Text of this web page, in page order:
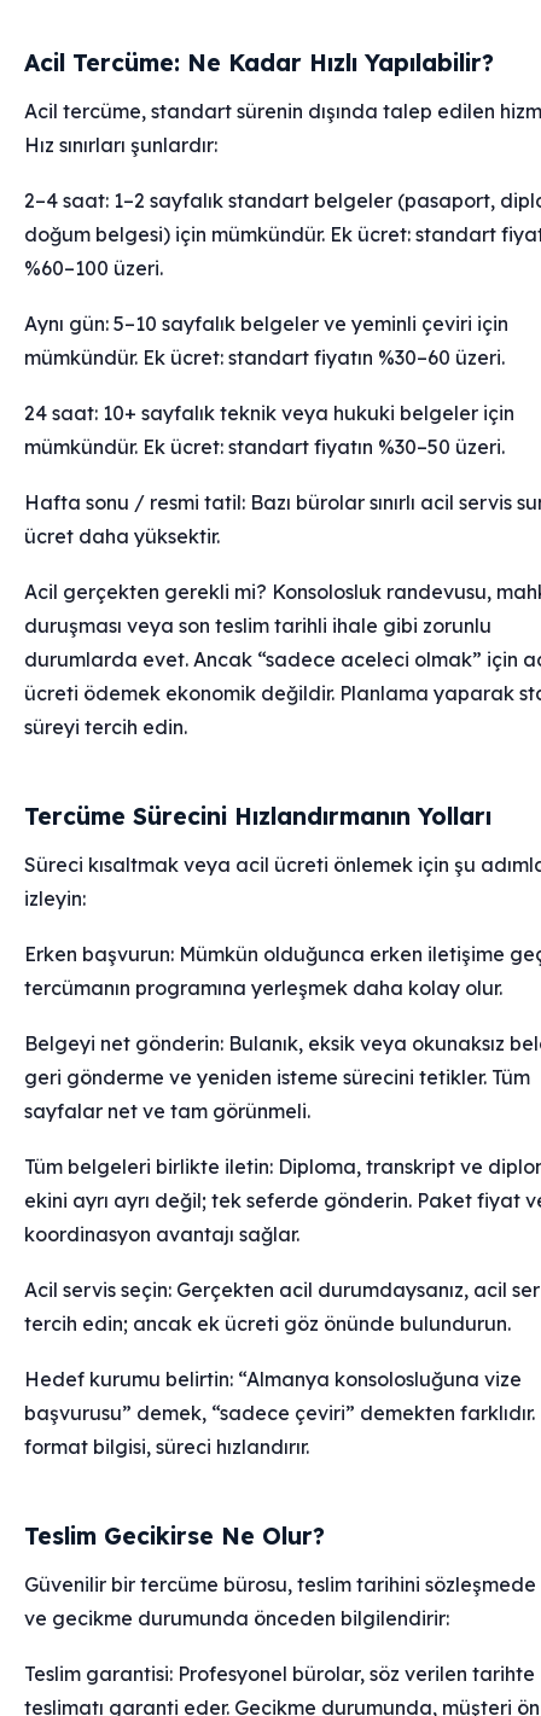
Acil Tercüme: Ne Kadar Hızlı Yapılabilir?
Acil tercüme, standart sürenin dışında talep edilen
Hız sınırları şunlardır:
2–4 saat: 1–2 sayfalık standart belgeler (pasaport,
doğum belgesi) için mümkündür. Ek ücret: standart
%60–100 üzeri.
Aynı gün: 5–10 sayfalık belgeler ve yeminli çeviri için
mümkündür. Ek ücret: standart fiyatın %30–60 üzeri.
24 saat: 10+ sayfalık teknik veya hukuki belgeler için
mümkündür. Ek ücret: standart fiyatın %30–50 üzeri.
Hafta sonu / resmi tatil: Bazı bürolar sınırlı acil servis
ücret daha yüksektir.
Acil gerçekten gerekli mi? Konsolosluk randevusu,
duruşması veya son teslim tarihli ihale gibi zorunlu
durumlarda evet. Ancak “sadece aceleci olmak” için
ücreti ödemek ekonomik değildir. Planlama yaparak
süreyi tercih edin.
Tercüme Sürecini Hızlandırmanın Yolları
Süreci kısaltmak veya acil ücreti önlemek için şu
izleyin:
Erken başvurun: Mümkün olduğunca erken iletişime
tercümanın programına yerleşmek daha kolay olur.
Belgeyi net gönderin: Bulanık, eksik veya okunaksız
geri gönderme ve yeniden isteme sürecini tetikler. Tüm
sayfalar net ve tam görünmeli.
Tüm belgeleri birlikte iletin: Diploma, transkript ve
ekini ayrı ayrı değil; tek seferde gönderin. Paket fiyat ve
koordinasyon avantajı sağlar.
Acil servis seçin: Gerçekten acil durumdaysanız, acil
tercih edin; ancak ek ücreti göz önünde bulundurun.
Hedef kurumu belirtin: “Almanya konsolosluğuna vize
başvurusu” demek, “sadece çeviri” demekten
format bilgisi, süreci hızlandırır.
Teslim Gecikirse Ne Olur?
Güvenilir bir tercüme bürosu, teslim tarihini
ve gecikme durumunda önceden bilgilendirir:
Teslim garantisi: Profesyonel bürolar, söz verilen tarihte
teslimatı garanti eder. Gecikme durumunda, müşteri